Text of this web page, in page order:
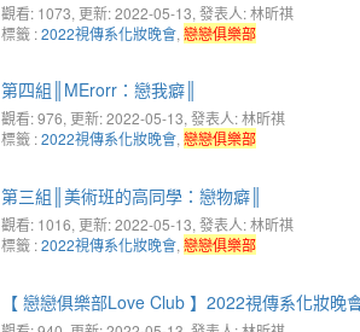
觀看: 1073, 更新: 2022-05-13, 發表人: 林昕祺
標籤 :2022視傳系化妝晚會, 戀戀俱樂部
第四組║MErorr：戀我癖║
觀看: 976, 更新: 2022-05-13, 發表人: 林昕祺
標籤 :2022視傳系化妝晚會, 戀戀俱樂部
第三組║美術班的高同學：戀物癖║
觀看: 1016, 更新: 2022-05-13, 發表人: 林昕祺
標籤 :2022視傳系化妝晚會, 戀戀俱樂部
【 戀戀俱樂部Love Club 】2022視傳系化妝晚